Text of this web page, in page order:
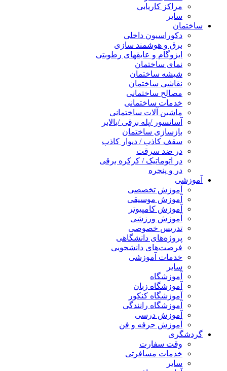
مراکز کاریابی
سایر
ساختمان
دکوراسیون داخلی
برق و هوشمند سازی
ایزوگام و عایقهای رطوبتی
نمای ساختمان
شیشه ساختمان
نقاشی ساختمان
مصالح ساختمانی
خدمات ساختمانی
ماشین آلات ساختمانی
آسانسور /پله برقی /بالابر
بازسازی ساختمان
سقف کاذب / دیوار کاذب
در ضد سرقت
در اتوماتیک / کرکره برقی
در و پنجره
آموزشی
آموزش تخصصی
آموزش موسیقی
آموزش کامپیوتر
آموزش ورزشی
تدریس خصوصی
پروژه‌های دانشگاهی
فرصت‌های دانشجویی
خدمات آموزشی
سایر
آموزشگاه
آموزشگاه زبان
آموزشگاه کنکور
آموزشگاه رانندگی
آموزش درسی
آموزش حرفه و فن
گردشگری
وقت سفارت
خدمات مسافرتی
سایر